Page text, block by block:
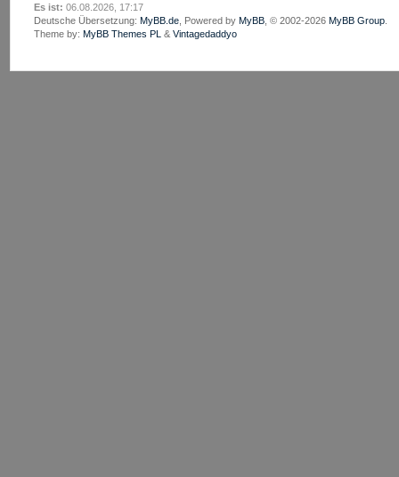
Es ist: 06.08.2026, 17:17
Deutsche Übersetzung:MyBB.de , Powered byMyBB , © 2002-2026MyBB Group
Theme by:MyBB Themes PL &Vintagedaddyo